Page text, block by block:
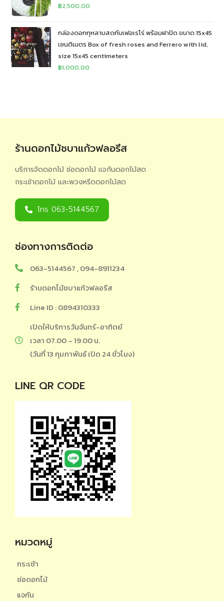
฿2,500.00
กล่องดอกกุหลาบสดกับเฟอเรโร่ พร้อมฝาปิด ขนาด 15x45
เซนติเมตร Box of fresh roses and Ferrero with lid,
size 15x45 centimeters
฿1,000.00
ร้านดอกไม้ชบาแก้วฟลอรีส
บริการจัดดอกไม้ ช่อดอกไม้ แจกันดอกไม้สด
กระเช้าดอกไม้ และพวงหรีดดอกไม้สด
โทร 063-5144567
ช่องทางการติดต่อ
063-5144567 , 094-8911234
ร้านดอกไม้ชบาแก้วฟลอรีส
Line ID : 0894310333
เปิดให้บริการวันจันทร์-อาทิตย์
เวลา 07.00 – 19.00 น.
(วันที่ 13 กุมภาพันธ์ เปิด 24 ชั่วโมง)
LINE QR CODE
หมวดหมู่
กระเช้า
ช่อดอกไม้
แจกัน